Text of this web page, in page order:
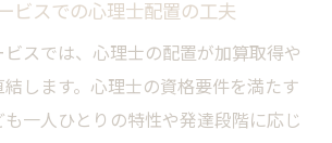
ビスでの心理士配置の工夫
スでは、心理士の配置が加算取得や
します。心理士の資格要件を満たす
一人ひとりの特性や発達段階に応じ